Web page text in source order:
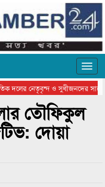
দলের নেতৃবৃন্দ ও সুধীজনদের সাথে
বাংলাদেশ গ্রুপ থিয়েটার
তৌফিকুল
দোয়া